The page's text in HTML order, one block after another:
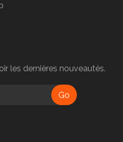
les dernières nouveautés.
Go